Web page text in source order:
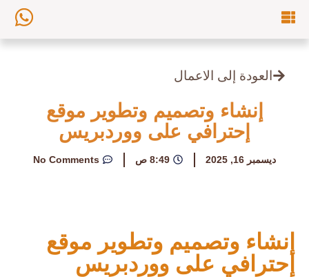
العودة إلى الاعمال
إنشاء وتصميم وتطوير موقع
إحترافي على ووردبريس
ديسمبر 16, 2025 8:49 ص No Comments
إنشاء وتصميم وتطوير موقع
إحترافي على ووردبريس